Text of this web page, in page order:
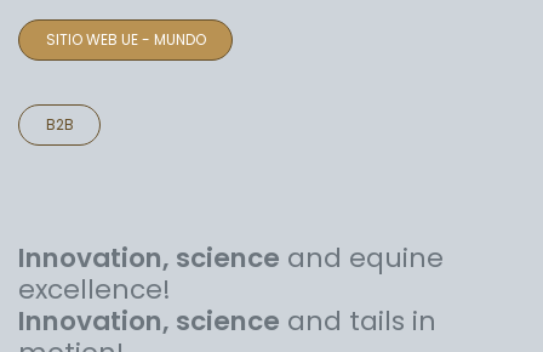
SITIO WEB UE - MUNDO
B2B
Innovation, science and equine
excellence!
Innovation, science and tails in